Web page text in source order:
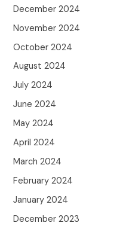
December 2024
November 2024
October 2024
August 2024
July 2024
June 2024
May 2024
April 2024
March 2024
February 2024
January 2024
December 2023